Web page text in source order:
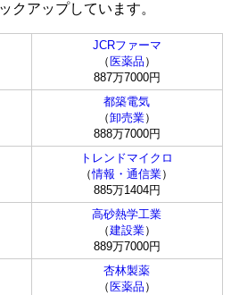
クアップしています。
JCRファーマ
（ 医薬品 ）
887万7000円
都築電気
（卸売業）
888万7000円
トレンドマイクロ
（情報・通信業）
885万1404円
高砂熱学工業
（建設業）
889万7000円
杏林製薬
（ 医薬品 ）